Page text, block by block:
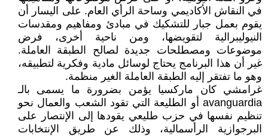
في النقاش الأكاديمي وساحة الرأي العام. على اليسار أن
يقوم بعمل جبار للتشكيك في مبادئ ومفاهيم ومقدسات
النيوليبرالية لتقويضها، ومن ناحية أخرى، فرض
موضوعات ومصطلحات جديدة لصالح الطبقة العاملة.
غير أن هذا البرنامج يحتاج لوسائل مادية وفكرية لتطبيقه،
وهو ما تفتقر إليه الطبقة العاملة الغير منظمة.
غرامشي كان ماركسيا يؤمن بضرورة ما يسمى بالـ
avanguardia أو الطليعة التي تقود الشعب والعمال نحو
تنظيم نفسها في حزب طليعي يقودها إلى الإنتصار على
البرجوازية الرأسمالية، وذلك عن طريق الإنتخابات